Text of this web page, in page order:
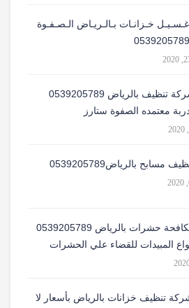
خـزانـات بـالـريـاض الـصـفـوة
افضل شركة تنظيف بالرياض 0539205789
معتمده الصفوة ستارز
مسابح بالرياض0539205789
شركة مكافحة حشرات بالرياض 0539205789
المبيدات للقضاء علي الحشرات
تنظيف خزانات بالرياض بأسعار لا